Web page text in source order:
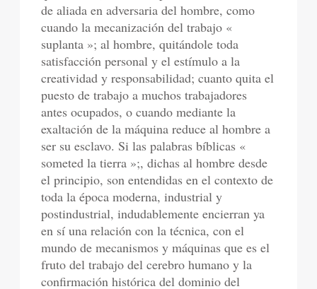
de aliada en adversaria del hombre, como
cuando la mecanización del trabajo «
suplanta »; al hombre, quitándole toda
satisfacción personal y el estímulo a la
creatividad y responsabilidad; cuanto quita el
puesto de trabajo a muchos trabajadores
antes ocupados, o cuando mediante la
exaltación de la máquina reduce al hombre a
ser su esclavo. Si las palabras bíblicas «
someted la tierra »;, dichas al hombre desde
el principio, son entendidas en el contexto de
toda la época moderna, industrial y
postindustrial, indudablemente encierran ya
en sí una relación con la técnica, con el
mundo de mecanismos y máquinas que es el
fruto del trabajo del cerebro humano y la
confirmación histórica del dominio del